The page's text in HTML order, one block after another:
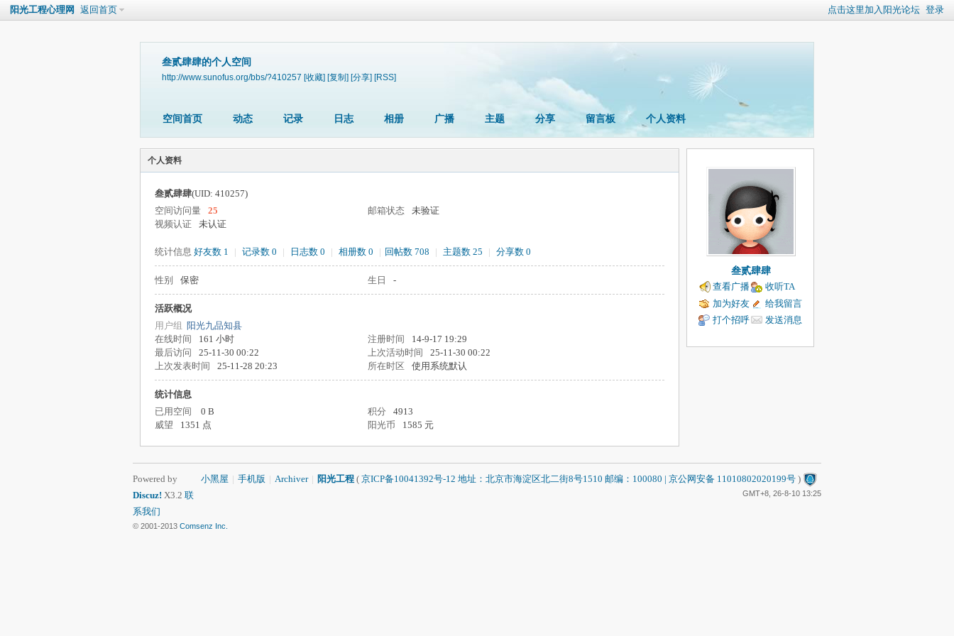
点击这里加入阳光论坛 登录
阳光工程心理网 返回首页
叁贰肆肆的个人空间
http://www.sunofus.org/bbs/?410257 [收藏] [复制] [分享] [RSS]
空间首页 动态 记录 日志 相册 广播 主题 分享 留言板 个人资料
个人资料
叁贰肆肆(UID: 410257)
空间访问量
25 邮箱状态
未验证
视频认证
未认证
统计信息 好友数 1 | 记录数 0 | 日志数 0 | 相册数 0 | 回帖数 708 | 主题数 25 | 分享数 0
性别 保密 生日 -
活跃概况
用户组 阳光九品知县
在线时间
161 小时 注册时间
14-9-17 19:29
最后访问
25-11-30 00:22 上次活动时间
25-11-30 00:22
上次发表时间
25-11-28 20:23 所在时区 使用系统默认
统计信息
已用空间
0 B 积分
4913
威望
1351 点 阳光币 1585 元
叁贰肆肆
查看广播
收听TA
加为好友
给我留言
打个招呼
发送消息
小黑屋 | 手机版 | Archiver | 阳光工程 ( 京ICP备10041392号-12 地址：北京市海淀区北二街8号1510 邮编：100080 | 京公网安备 11010802020199号 )
GMT+8, 26-8-10 13:25
Powered by
Discuz! X3.2 联
系我们
© 2001-2013 Comsenz Inc.